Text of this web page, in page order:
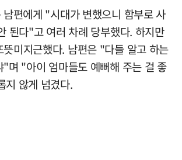
편에게 "시대가 변했으니 함부로 사
된다"고 여러 차례 당부했다. 하지만
뜻미지근했다. 남편은 "다들 알고 하는
"며 "아이 엄마들도 예뻐해 주는 걸 좋
지 않게 넘겼다.